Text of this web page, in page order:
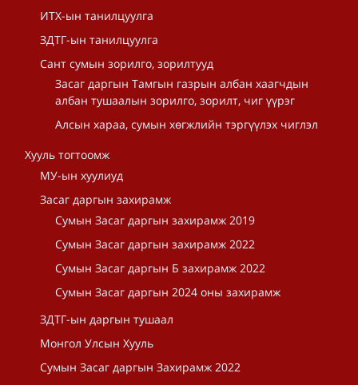
ИТХ-ын танилцуулга
ЗДТГ-ын танилцуулга
Сант сумын зорилго, зорилтууд
Засаг даргын Тамгын газрын албан хаагчдын
албан тушаалын зорилго, зорилт, чиг үүрэг
Алсын хараа, сумын хөгжлийн тэргүүлэх чиглэл
Хууль тогтоомж
МУ-ын хуулиуд
Засаг даргын захирамж
Сумын Засаг даргын захирамж 2019
Сумын Засаг даргын захирамж 2022
Сумын Засаг даргын Б захирамж 2022
Сумын Засаг даргын 2024 оны захирамж
ЗДТГ-ын даргын тушаал
Монгол Улсын Хууль
Сумын Засаг даргын Захирамж 2022